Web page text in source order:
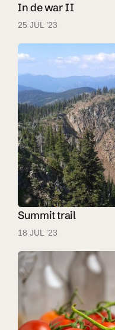
In de war II
25 JUL ’23
Summit trail
18 JUL ’23